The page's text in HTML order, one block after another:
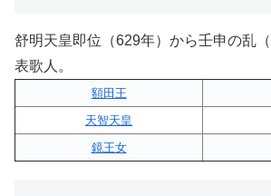
舒明天皇即位（629年）から壬申の乱
表歌人。
額田王
天智天皇
鏡王女